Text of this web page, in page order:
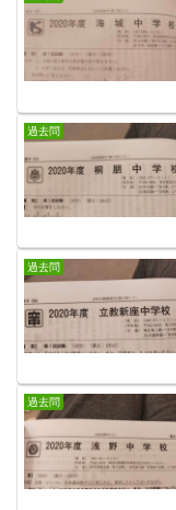
過去問
過去問
過去問